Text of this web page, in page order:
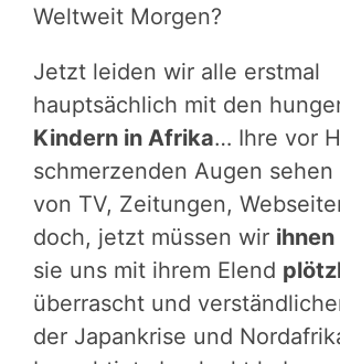
Weltweit Morgen?
Jetzt leiden wir alle erstmal
hauptsächlich mit den
Kindern in Afrika… Ihre vor
schmerzenden Augen
von TV, Zeitungen,
doch, jetzt müssen wir ihnen
sie uns mit ihrem Elend
überrascht und
der Japankrise und